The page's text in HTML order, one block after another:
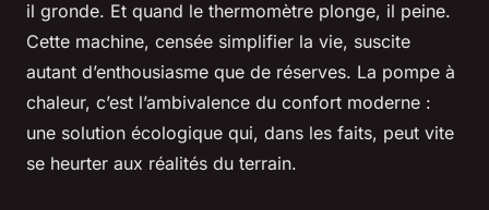
il gronde. Et quand le thermomètre plonge, il peine.
Cette machine, censée simplifier la vie, suscite
autant d’enthousiasme que de réserves. La pompe à
chaleur, c’est l’ambivalence du confort moderne :
une solution écologique qui, dans les faits, peut vite
se heurter aux réalités du terrain.